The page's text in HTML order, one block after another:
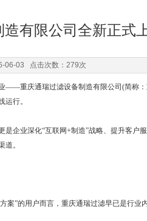
有限公司全新正式
06-03 点击次数：279次
重庆通瑞过滤设备制造有限公司(简称：
行。
业深化“互联网+制造”战略、提升客户服
道。
”的用户而言，重庆通瑞过滤早已是行业内